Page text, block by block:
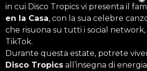
in cui Disco Tropics vi presenta il
en la Casa, con la sua celebre
che risuona su tutti i social
TikTok.
Durante questa estate, potrete
Disco Tropics all’insegna di